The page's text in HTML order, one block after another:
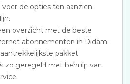
voor de opties ten aanzien
overzicht met de beste
abonnementen in Didam.
pakket.
zo geregeld met behulp van